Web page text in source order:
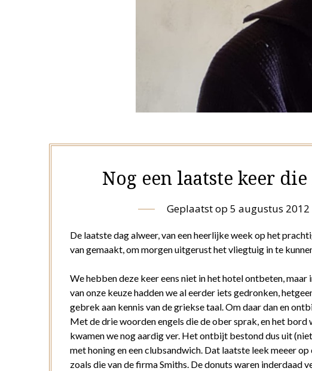
Nog een laatste keer
Geplaatst op 5 augustus 2012
De laatste dag alweer, van een heerlijke week op het
van gemaakt, om morgen uitgerust het vliegtuig in te
We hebben deze keer eens niet in het hotel ontbeten,
van onze keuze hadden we al eerder iets gedronken,
gebrek aan kennis van de griekse taal. Om daar dan en
Met de drie woorden engels die de ober sprak, en het bord
kwamen we nog aardig ver. Het ontbijt bestond dus uit
met honing en een clubsandwich. Dat laatste leek meeer
zoals die van de firma Smiths. De donuts waren inderdaad